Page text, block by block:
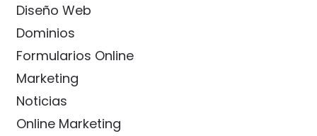
Diseño Web
Dominios
Formularios Online
Marketing
Noticias
Online Marketing